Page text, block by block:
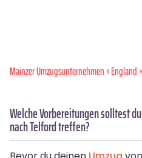
Mainzer Umzugsunternehmen»England
Welche Vorbereitungen solltest
nach Telford treffen?